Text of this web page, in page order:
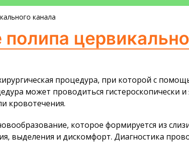
канала
процедура, при которой с
может проводиться гистероскопически
кровотечения.
которое формируется из
выделения и дискомфорт. Диагностика